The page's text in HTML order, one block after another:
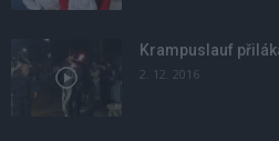
Krampuslauf
2. 12. 2016